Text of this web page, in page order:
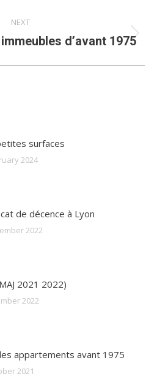
NEXT
Next
d’avant 1975
surfaces
2024
de décence à Lyon
2022
2021 2022)
2022
appartements avant 1975
2021